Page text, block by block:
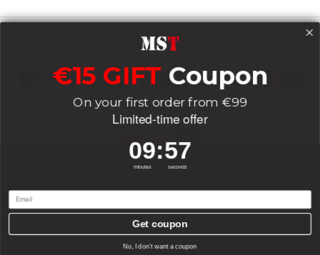
Payments
Delivery
Socials
0 0
€15 GIFT Coupon
On your first order from €99
Limited-time offer
09
minutes
:56
seconds
Email
Get coupon
No, I don’t want a coupon